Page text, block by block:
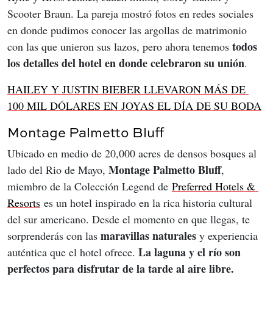
Scooter Braun. La pareja mostró fotos en redes sociales
en donde pudimos conocer las argollas de matrimonio
con las que unieron sus lazos, pero ahora tenemos todos
los detalles del hotel en donde celebraron su unión.
HAILEY Y JUSTIN BIEBER LLEVARON MÁS DE
100 MIL DÓLARES EN JOYAS EL DÍA DE SU BODA
Montage Palmetto Bluff
Ubicado en medio de 20,000 acres de densos bosques al
lado del Rio de Mayo, Montage Palmetto Bluff,
miembro de la Colección Legend de Preferred Hotels &
Resorts es un hotel inspirado en la rica historia cultural
del sur americano. Desde el momento en que llegas, te
sorprenderás con las maravillas naturales y experiencia
auténtica que el hotel ofrece. La laguna y el río son
perfectos para disfrutar de la tarde al aire libre.